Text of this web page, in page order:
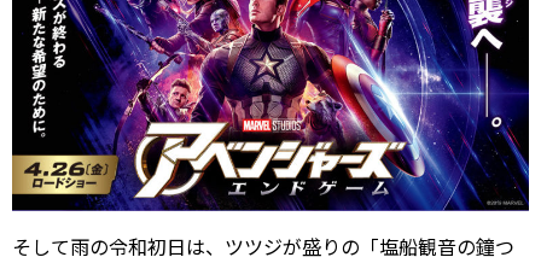
そして雨の令和初日は、ツツジが盛りの「塩船観音の鐘つ